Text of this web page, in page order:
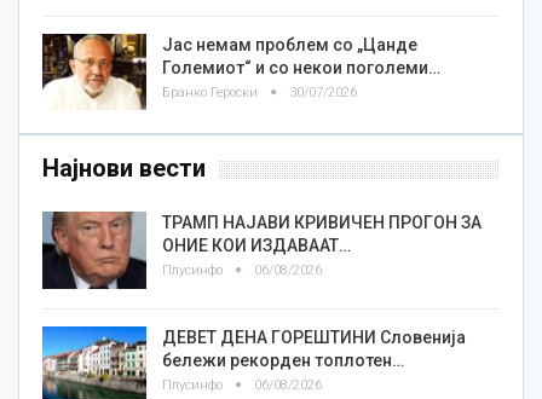
Јас немам проблем со „Цанде
Големиот“ и со некои поголеми…
Бранко Героски 30/07/2026
Најнови вести
ТРАМП НАЈАВИ КРИВИЧЕН ПРОГОН ЗА
ОНИЕ КОИ ИЗДАВААТ…
Плусинфо 06/08/2026
ДЕВЕТ ДЕНА ГОРЕШТИНИ Словенија
бележи рекорден топлотен…
Плусинфо 06/08/2026